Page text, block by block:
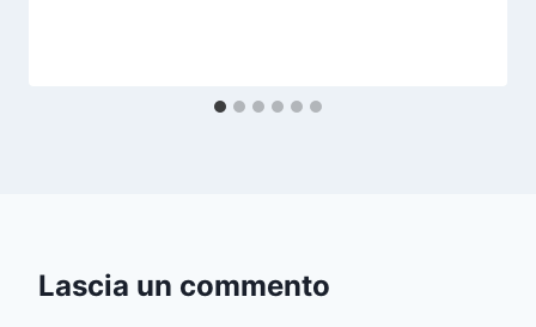
Lascia un commento